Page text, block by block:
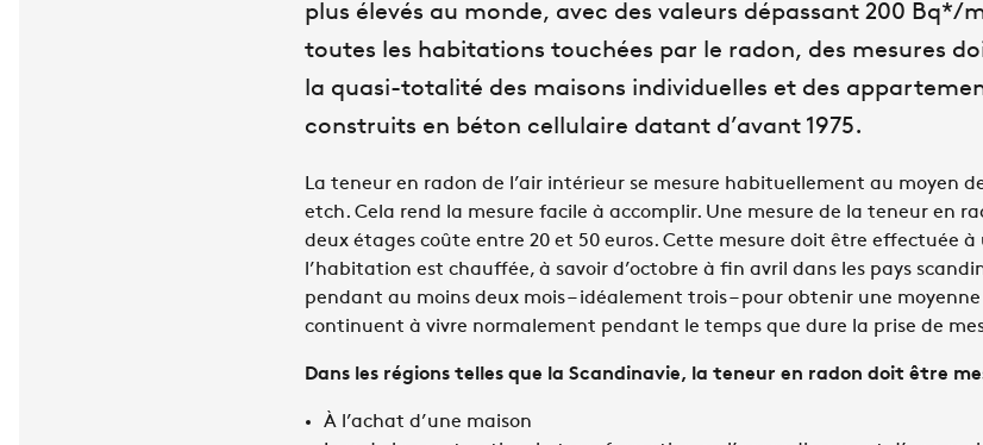
plus élevés au monde, avec des valeurs dépassant 200 Bq*/
toutes les habitations touchées par le radon, des mesures
la quasi-totalité des maisons individuelles et des
construits en béton cellulaire datant d’avant 1975.
La teneur en radon de l’air intérieur se mesure habituellement au moyen
etch. Cela rend la mesure facile à accomplir. Une mesure de la teneur en
deux étages coûte entre 20 et 50 euros. Cette mesure doit être effectuée à
l’habitation est chauffée, à savoir d’octobre à fin avril dans les pays
pendant au moins deux mois – idéalement trois – pour obtenir une
continuent à vivre normalement pendant le temps que dure la prise de
Dans les régions telles que la Scandinavie, la teneur en radon doit être
À l’achat d’une maison